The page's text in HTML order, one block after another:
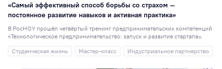
«Самый эффективный способ борьбы со страхом —
постоянное развитие навыков и активная практика»
В РосНОУ прошёл четвёртый тренинг предпринимательских компетенций
«Технологическое предпринимательство: запуск и развитие стартапа».
Студенческая жизнь
Мастер-класс Индустриальное партнерство